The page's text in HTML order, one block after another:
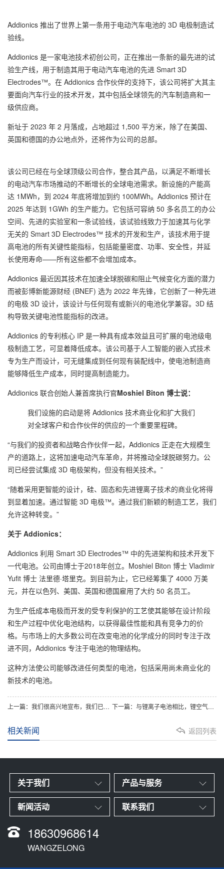
Addionics 推出了世界上第一条用于电动汽车电池的 3D 电极制造试
验线。
Addionics 是一家电池技术初创公司，正在推出一条新的最先进的试
验生产线，用于制造其用于电动汽车电池的先进 Smart 3D
Electrodes™。 在 Addionics 合作伙伴的支持下，该公司将扩大其主
要面向汽车行业的技术开发，其中包括全球领先的汽车制造商和一
级供应商。
新址于 2023 年 2 月落成，占地超过 1,500 平方米，除了在美国、
英国和德国的办公地点外，还将作为公司的总部。
该公司已经在与全球顶级公司合作，整合其产品，以满足不断增长
的电动汽车市场推动的不断增长的全球电池需求。新设施的产能高
达 1MWh，到 2024 年底将增加到约 100MWh。Addionics 预计在
2025 年达到 1GWh 的生产能力。它包括可容纳 50 多名员工的办公
空间、先进的实验室和一条试验线，该试验线致力于加速其与化学
无关的 Smart 3D Electrodes™ 技术的开发和生产，该技术用于提
高电池的所有关键性能指标，包括能量密度、功率、安全性，并延
长使用寿命——所有这些都不会增加成本。
Addionics 最近因其技术在加速全球脱碳和阻止气候变化方面的潜力
而被彭博新能源财经 (BNEF) 选为 2022 年先锋，它创新了一种先进
的电极 3D 设计，该设计与任何现有或新兴的电池化学兼容。 3D 结
构导致关键电池性能指标的改进。
Addionics 的专利核心 IP 是一种具有成本效益且可扩展的电池级电
极制造工艺，可显着降低成本。 该公司基于人工智能的嵌入式技术
专为生产而设计，可无缝集成到任何现有装配线中，使电池制造商
能够降低生产成本，同时提高制造能力。
Addionics 联合创始人兼首席执行官Moshiel Biton 博士说：
我们设施的启动是将 Addionics 技术商业化和扩大我们
对全球客户和合作伙伴的供应的一个重要里程碑。
“与我们的投资者和战略合作伙伴一起，Addionics 正走在大规模生
产的道路上，这将加速电动汽车革命，并将推动全球脱碳努力。 公
司已经尝试集成 3D 电极架构，但没有相关技术。”
“随着采用更智能的设计，硅、固态和先进锂离子技术的商业化将得
到显着加速。 通过智能 3D 电极™。 通过我们新颖的制造工艺，我们
允许这种转变。”
关于 Addionics：
Addionics 利用 Smart 3D Electrodes™ 中的先进架构和技术开发下
一代电池。 公司由博士于2018年创立。 Moshiel Biton 博士 Vladimir
Yufit 博士 法里德·塔里克。 到目前为止，它已经筹集了 4000 万美
元，并在以色列、美国、英国和德国雇用了大约 50 名员工。
为生产低成本电极而开发的受专利保护的工艺使其能够在设计阶段
和生产过程中优化电池结构，以获得最佳性能和具有竞争力的价
格。 与市场上的大多数公司在改变电池的化学成分的同时专注于改
进不同，Addionics 专注于电池的物理结构。
这种方法使公司能够改进任何类型的电池，包括采用尚未商业化的
新技术的电池。
上一篇： 我们很高兴地宣布，我们已经为选定的客户生产、认证并交付了 A-sample LFP 电池。 下一篇： 与锂离子电池相比，锂空气电池的新设计可提供更长的续航里程：新电池有朝一日可为汽车、飞机和卡车提供动力
返回列表
相关新闻
关于我们 产品与服务
新闻活动 联系我们
18630968614
WANGZELONG